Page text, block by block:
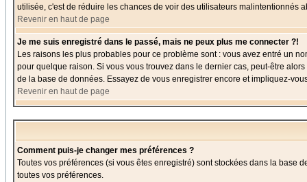
utilisée, c'est de réduire les chances de voir des utilisateurs malintentionnés
Revenir en haut de page
Je me suis enregistré dans le passé, mais ne peux plus me connecter ?!
Les raisons les plus probables pour ce problème sont : vous avez entré un
pour quelque raison. Si vous vous trouvez dans le dernier cas, peut-être
de la base de données. Essayez de vous enregistrer encore et impliquez-
Revenir en haut de page
Comment puis-je changer mes préférences ?
Toutes vos préférences (si vous êtes enregistré) sont stockées dans la base
toutes vos préférences.